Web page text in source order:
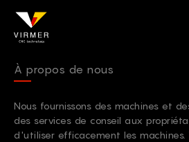
À propos de nous
Nous fournissons des machines et
des services de conseil aux
d'utiliser efficacement les